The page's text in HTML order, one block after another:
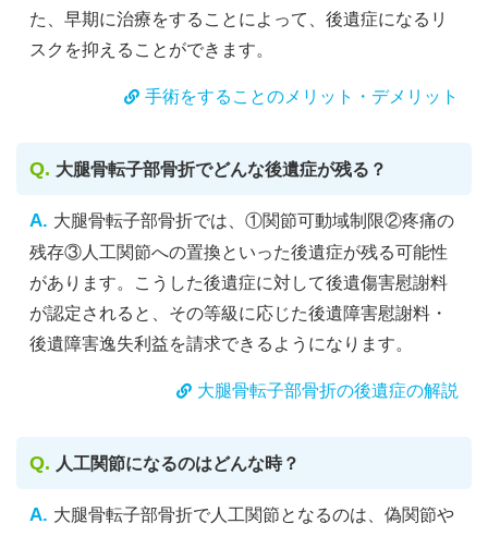
た、早期に治療をすることによって、後遺症になるリ
スクを抑えることができます。
手術をすることのメリット・デメリット
大腿骨転子部骨折でどんな後遺症が残る？
大腿骨転子部骨折では、①関節可動域制限②疼痛の
残存③人工関節への置換といった後遺症が残る可能性
があります。こうした後遺症に対して後遺傷害慰謝料
が認定されると、その等級に応じた後遺障害慰謝料・
後遺障害逸失利益を請求できるようになります。
大腿骨転子部骨折の後遺症の解説
人工関節になるのはどんな時？
大腿骨転子部骨折で人工関節となるのは、偽関節や